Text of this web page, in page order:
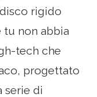
rigido
tu non abbia
tech che
progettato
serie di